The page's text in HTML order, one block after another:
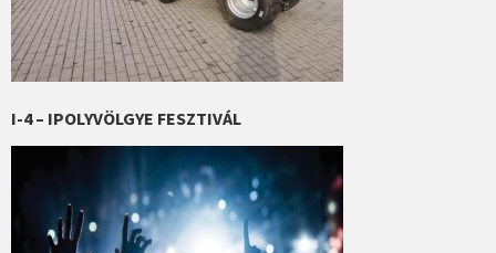
I-4 – IPOLYVÖLGYE FESZTIVÁL